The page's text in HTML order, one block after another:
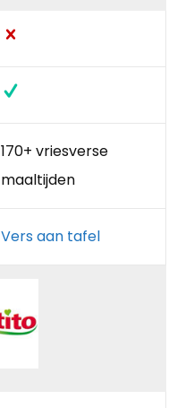
170+ vriesverse
maaltijden
Vers aan tafel